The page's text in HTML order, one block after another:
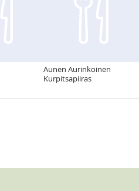
Aunen Aurinkoinen
Kurpitsapiiras